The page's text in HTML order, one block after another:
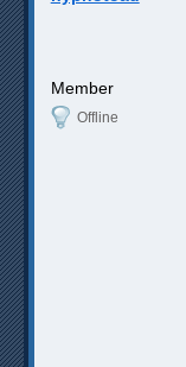
Member
Offline